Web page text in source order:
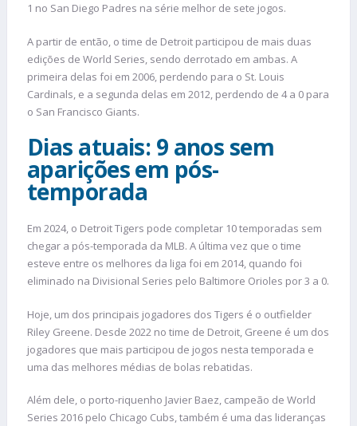
1 no San Diego Padres na série melhor de sete jogos.
A partir de então, o time de Detroit participou de mais duas
edições de World Series, sendo derrotado em ambas. A
primeira delas foi em 2006, perdendo para o St. Louis
Cardinals, e a segunda delas em 2012, perdendo de 4 a 0 para
o San Francisco Giants.
Dias atuais: 9 anos sem
aparições em pós-
temporada
Em 2024, o Detroit Tigers pode completar 10 temporadas sem
chegar a pós-temporada da MLB. A última vez que o time
esteve entre os melhores da liga foi em 2014, quando foi
eliminado na Divisional Series pelo Baltimore Orioles por 3 a 0.
Hoje, um dos principais jogadores dos Tigers é o outfielder
Riley Greene. Desde 2022 no time de Detroit, Greene é um dos
jogadores que mais participou de jogos nesta temporada e
uma das melhores médias de bolas rebatidas.
Além dele, o porto-riquenho Javier Baez, campeão de World
Series 2016 pelo Chicago Cubs, também é uma das lideranças